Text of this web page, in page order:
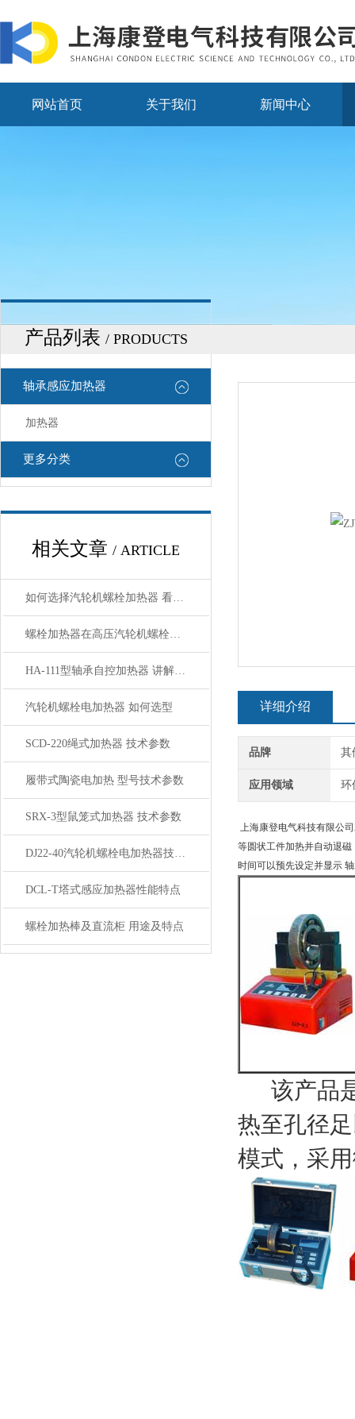
网站首页 关于我们 新闻中心
产品列表 / PRODUCTS
轴承感应加热器
加热器
更多分类
相关文章 / ARTICLE
如何选择汽轮机螺栓加热器 看了规格就明白了
螺栓加热器在高压汽轮机螺栓拆装中的应用
HA-111型轴承自控加热器 讲解使用方法
汽轮机螺栓电加热器 如何选型
SCD-220绳式加热器 技术参数
履带式陶瓷电加热 型号技术参数
SRX-3型鼠笼式加热器 技术参数
DJ22-40汽轮机螺栓电加热器技术参数
DCL-T塔式感应加热器性能特点
螺栓加热棒及直流柜 用途及特点
详细介绍
品牌 其
应用领域 环
上海康登电气科技有限公司
等圆状工件加热并自动退
时间可以预先设定并显示
该产品是
热至孔径
模式，采